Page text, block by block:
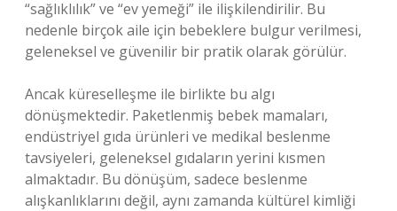
“sağlıklılık” ve “ev yemeği” ile ilişkilendirilir. Bu
nedenle birçok aile için bebeklere bulgur verilmesi,
geleneksel ve güvenilir bir pratik olarak görülür.
Ancak küreselleşme ile birlikte bu algı
dönüşmektedir. Paketlenmiş bebek mamaları,
endüstriyel gıda ürünleri ve medikal beslenme
tavsiyeleri, geleneksel gıdaların yerini kısmen
almaktadır. Bu dönüşüm, sadece beslenme
alışkanlıklarını değil, aynı zamanda kültürel kimliği